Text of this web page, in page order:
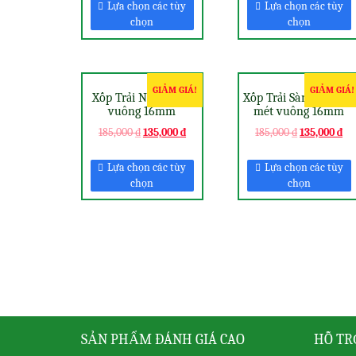
Lựa chọn các tùy
chọn
Lựa chọn các tùy
chọn
GIẢM GIÁ!
Xốp Trải Nhà 1 mét
vuông 16mm
185,000₫135,000₫
Lựa chọn các tùy
chọn
GIẢM GIÁ!
Xốp Trải Sàn Cho Bé 1
mét vuông 16mm
185,000₫135,000₫
Lựa chọn các tùy
chọn
SẢN PHẨM ĐÁNH GIÁ CAO HỖ